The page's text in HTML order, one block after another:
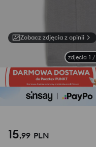
Zobacz zdjęcia z opinii
zdjęcia 1 /
15,99 PLN